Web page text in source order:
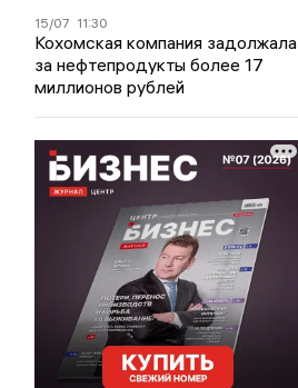
15/07 11:30
Кохомская компания задолжала
за нефтепродукты более 17
миллионов рублей